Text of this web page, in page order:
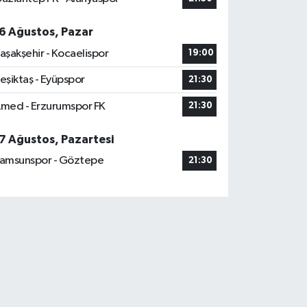
Ağustos, Pazar
- Kocaelispor
19:00
- Eyüpspor 21:30
- Erzurumspor FK 21:30
Ağustos, Pazartesi
- Göztepe
21:30